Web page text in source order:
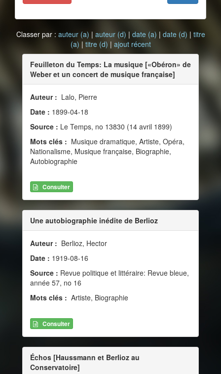
Classer par : auteur (a) | auteur (d) | date (a) | date (d) | titre
(a) | titre (d) | ajout récent
Feuilleton du Temps: La musique [«Obéron» de
Weber et un concert de musique française]
Auteur : Lalo, Pierre
Date : 1899-04-18
Source : Le Temps, no 13830 (14 avril 1899)
Mots clés : Musique dramatique, Artiste, Opéra,
Nationalisme, Musique française, Biographie,
Autobiographie
Consulter
Une autobiographie inédite de Berlioz
Auteur : Berlioz, Hector
Date : 1919-08-16
Source : Revue politique et littéraire: Revue bleue,
année 57, no 16
Mots clés : Artiste, Biographie
Consulter
Échos [Haussmann et Berlioz au
Conservatoire]